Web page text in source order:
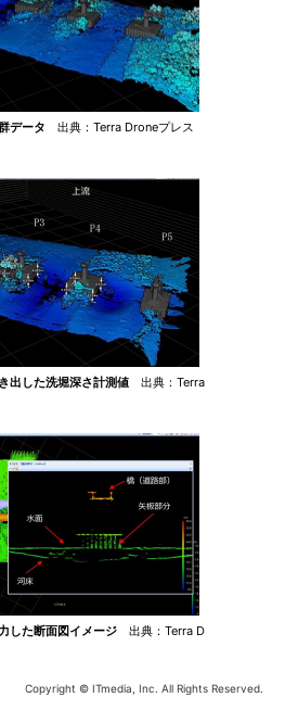
データ 出典：Terra Droneプレス
出した洗堀深さ計測値 出典：Terra
した断面図イメージ 出典：Terra D
Copyright © ITmedia, Inc. All Rights Reserved.